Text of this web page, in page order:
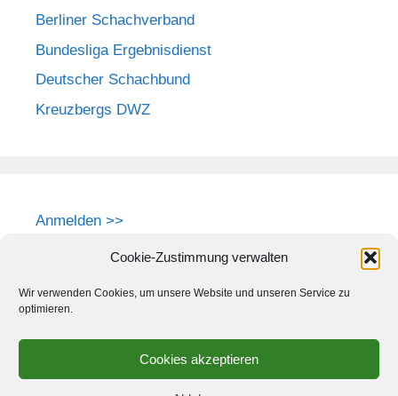
Cookie-Zustimmung verwalten
Wir verwenden Cookies, um unsere Website und unseren Service zu
optimieren.
Cookies akzeptieren
Berliner Schachverband
Bundesliga Ergebnisdienst
Deutscher Schachbund
Kreuzbergs DWZ
Anmelden >>